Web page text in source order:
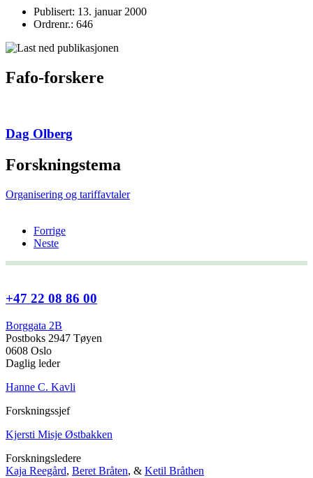
Publisert: 13. januar 2000
Ordrenr.: 646
Fafo-forskere
Dag Olberg
Forskningstema
Organisering og tariffavtaler
Forrige
Neste
+47 22 08 86 00
Borggata 2B
Postboks 2947 Tøyen
0608 Oslo
Daglig leder
Hanne C. Kavli
Forskningssjef
Kjersti Misje Østbakken
Forskningsledere
Kaja Reegård, Beret Bråten, & Ketil Bråthen